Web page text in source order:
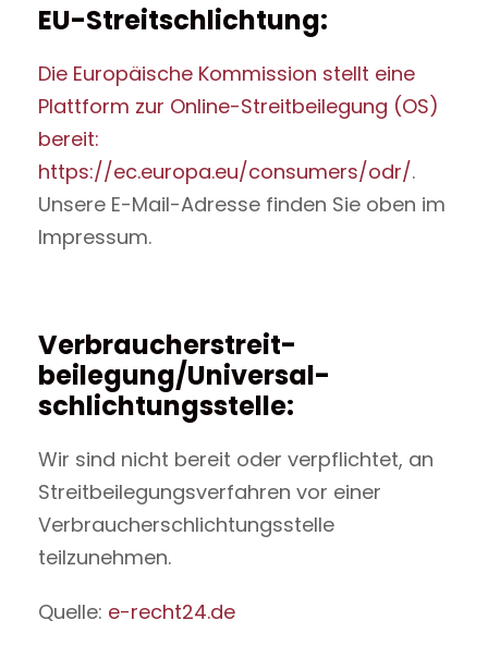
EU-Streitschlichtung:
Die Europäische Kommission stellt eine
Plattform zur Online-Streitbeilegung (OS)
bereit:
https://ec.europa.eu/consumers/odr/.
Unsere E-Mail-Adresse finden Sie oben im
Impressum.
Verbraucher­streit­
beilegung/Universal­
schlichtungs­stelle:
Wir sind nicht bereit oder verpflichtet, an
Streitbeilegungsverfahren vor einer
Verbraucherschlichtungsstelle
teilzunehmen.
Quelle: e-recht24.de